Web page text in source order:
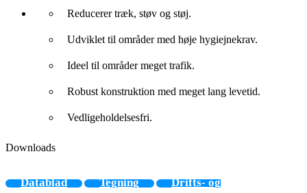
Reducerer træk, støv og støj.
Udviklet til områder med høje hygiejnekrav.
Ideel til områder meget trafik.
Robust konstruktion med meget lang levetid.
Vedligeholdelsesfri.
Downloads
Datablad Tegning
Drifts- og